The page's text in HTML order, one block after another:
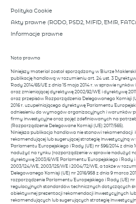
Polityka Cookie
Akty prawne (RODO, PSD2, MIFID, EMIR,
Informacje prawne
Nota prawna
Niniejszy materiał został sporządzony w Biurze
publikację handlową w rozumieniu art. 24 ust. 3
Rady 2014/65/UE z dnia 15 maja 2014 r. w sprawie
oraz zmieniającej dyrektywę 2002/92/WE i dyrektywę
oraz przepisów Rozporządzenia Delegowanego Komisji
2016 r. uzupełniającego dyrektywę Parlamentu
odniesieniu do wymogów organizacyjnych i warunków
firmy inwestycyjne oraz pojęć zdefiniowanych na
(Rozporządzenie Delegowane Komisji (UE) 2017/565).
Niniejsza publikacja handlowa nie stanowi rekomendacji
rekomendującej lub sugerującej strategię inwestycyjną
Parlamentu Europejskiego i Rady (UE) nr 596/2014 z dnia
nadużyć na rynku (rozporządzenie w sprawie nadużyć
dyrektywę 2003/6/WE Parlamentu Europejskiego i Rady
2003/124/WE, 2003/125/WE i 2004/72/WE, a także w
Delegowanego Komisji (UE) nr 2016/958 z dnia 9 marca
rozporządzenie Parlamentu Europejskiego i Rady (UE) nr
regulacyjnych standardów technicznych dotyczących
obiektywnej prezentacji rekomendacji inwestycyjnych
rekomendujących lub sugerujących strategię